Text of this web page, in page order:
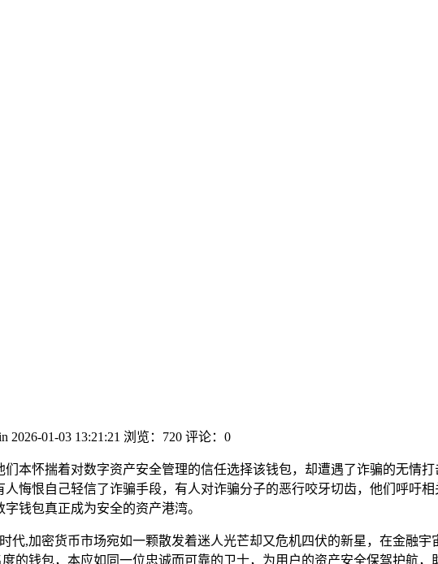
2026-01-03 13:21:21 浏览：720 评论：0
本怀揣着对数字资产安全管理的信任选择该钱包，却遭遇了诈骗的无情
悔恨自己轻信了诈骗手段，有人对诈骗分子的恶行咬牙切齿，他们呼吁
钱包真正成为安全的资产港湾。
代,加密货币市场宛如一颗散发着迷人光芒却又危机四伏的新星，在金融
的钱包，本应如同一位忠诚而可靠的卫士，为用户的资产安全保驾护航